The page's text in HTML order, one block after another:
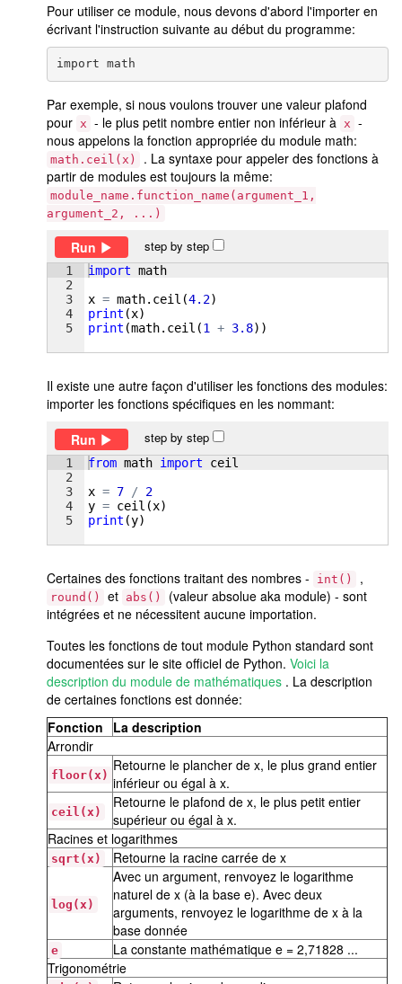
Pour utiliser ce module, nous devons d'abord l'importer en
écrivant l'instruction suivante au début du programme:
Par exemple, si nous voulons trouver une valeur plafond
pour x - le plus petit nombre entier non inférieur à x -
nous appelons la fonction appropriée du module math:
math.ceil(x)
. La syntaxe pour appeler des fonctions à
partir de modules est toujours la même:
module_name.function_name(argument_1,
argument_2, ...)
Run step by step
1
2
3
4
5
import math
x = math. ceil (4.2)
print (x)
print (math. ceil (1 + 3.8))
Il existe une autre façon d'utiliser les fonctions des modules:
importer les fonctions spécifiques en les nommant:
Run
step by step
1
2
3
4
5
from math import
ceil
x = 7 /
2
y = ceil (x)
print (y)
Certaines des fonctions traitant des nombres - int() ,
round() et abs()
(valeur absolue aka module) - sont
intégrées et ne nécessitent aucune importation.
Toutes les fonctions de tout module Python standard sont
documentées sur le site officiel de Python.Voici la
description du module de mathématiques . La description
de certaines fonctions est donnée:
Fonction
La description
Arrondir
floor(x)
Retourne le plancher de x, le plus grand entier
inférieur ou égal à x.
ceil(x)
Retourne le plafond de x, le plus petit entier
supérieur ou égal à x.
Racines et logarithmes
sqrt(x) Retourne la racine carrée de x
log(x)
Avec un argument, renvoyez le logarithme
naturel de x (à la base e). Avec deux
arguments, renvoyez le logarithme de x à la
base donnée
e
La constante mathématique e = 2,71828 ...
Trigonométrie